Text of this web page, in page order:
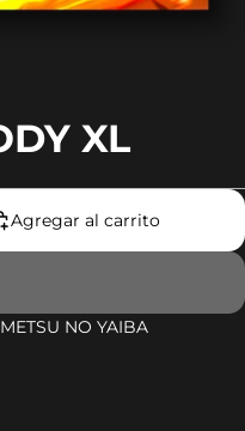
XL
Agregar al carrito
NO YAIBA